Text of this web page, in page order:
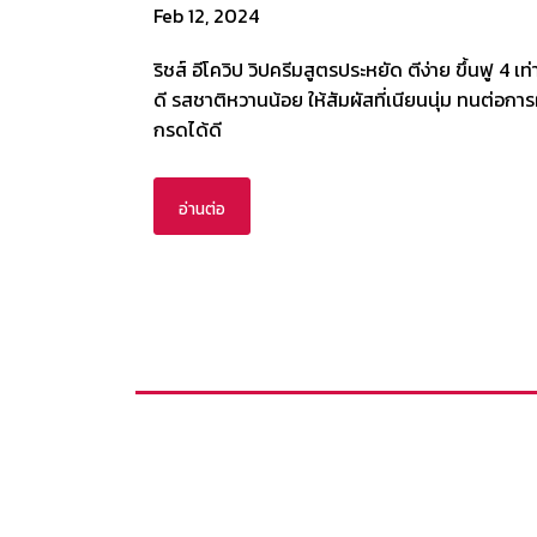
Feb 12, 2024
ริชส์ อีโควิป วิปครีมสูตรประหยัด ตีง่าย ขึ้นฟู 4 เ
ดี รสชาติหวานน้อย ให้สัมผัสที่เนียนนุ่ม ทนต่อกา
กรดได้ดี
อ่านต่อ